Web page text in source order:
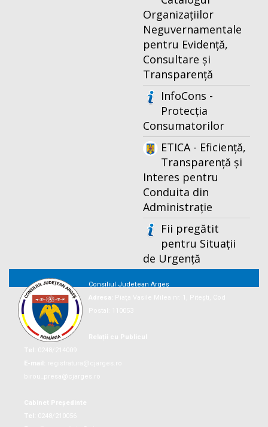
Organizațiilor
Neguvernamentale
pentru Evidență,
Consultare și
Transparență
InfoCons -
Protecția
Consumatorilor
ETICA - Eficiență,
Transparență și
Interes pentru
Conduita din
Administrație
Fii pregătit
pentru Situații
de Urgență
Consiliul Județean Argeș